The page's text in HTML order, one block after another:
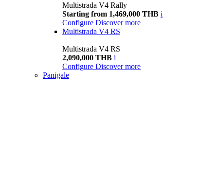
Multistrada V4 Rally
Starting from 1,469,000 THB i
Configure Discover more
Multistrada V4 RS
Multistrada V4 RS
2,090,000 THB i
Configure Discover more
Panigale